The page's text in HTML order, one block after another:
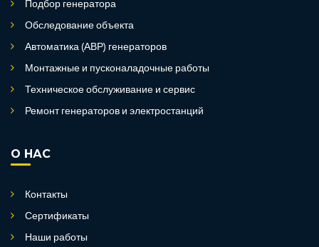
Подбор генератора
Обследование объекта
Автоматика (АВР) генераторов
Монтажные и пусконаладочные работы
Техническое обслуживание и сервис
Ремонт генераторов и электростанций
О НАС
Контакты
Сертификаты
Наши работы